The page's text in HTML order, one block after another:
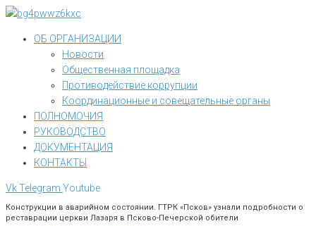
Перейти
контентуОБ ОРГАНИЗАЦИИ
Новости
Общественная площадка
Противодействие коррупции
Координационные и совещательные органы
ПОЛНОМОЧИЯ
РУКОВОДСТВО
ДОКУМЕНТАЦИЯ
КОНТАКТЫ
VkTelegram Youtube
Конструкции в аварийном состоянии. ГТРК «Псков» узнали подробности о
реставрации церкви Лазаря в Псково-Печерской обители